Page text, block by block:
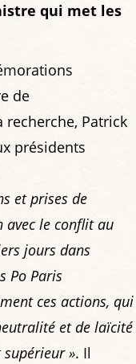
qui met les
de
Patrick
présidents
et prises de
le conflit au
jours dans
Po Paris
ces actions, qui
et de laïcité
supérieur ». Il